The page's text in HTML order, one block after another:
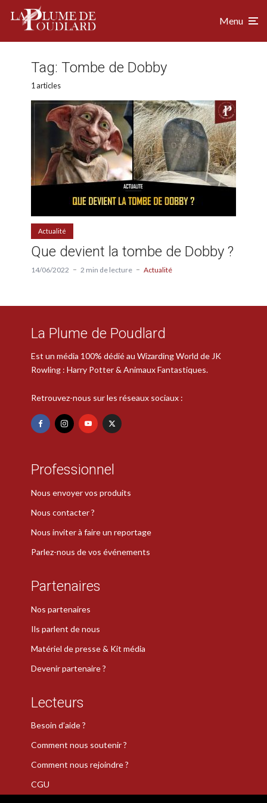
Menu
Tag: Tombe de Dobby
1 articles
Actualité
Que devient la tombe de Dobby ?
14/06/2022 2 min de lecture Actualité
La Plume de Poudlard
Est un média 100% dédié au Wizarding World de JK
Rowling : Harry Potter & Animaux Fantastiques.
Retrouvez-nous sur les réseaux sociaux :
Professionnel
Nous envoyer vos produits
Nous contacter ?
Nous inviter à faire un reportage
Parlez-nous de vos événements
Partenaires
Nos partenaires
Ils parlent de nous
Matériel de presse & Kit média
Devenir partenaire ?
Lecteurs
Besoin d’aide ?
Comment nous soutenir ?
Comment nous rejoindre ?
CGU